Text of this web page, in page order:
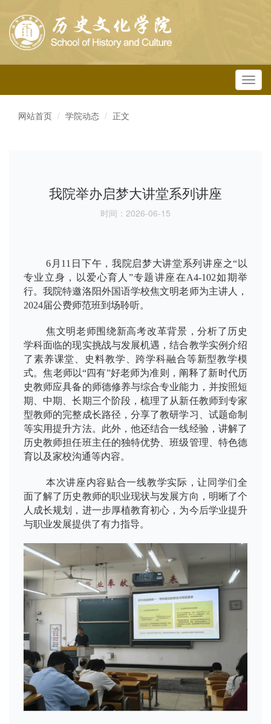
网站首页
学院动态 正文
我院举办启梦大讲堂系列讲座
时间：2026-06-15
6月11日下午，我院启梦大讲堂系列讲座之“以
专业立身，以爱心育人”专题讲座在A4-102如期举
行。我院特邀洛阳外国语学校焦文明老师为主讲人，
2024届公费师范班到场聆听。
焦文明老师围绕新高考改革背景，分析了历史
学科面临的现实挑战与发展机遇，结合教学实例介绍
了素养课堂、史料教学、跨学科融合等新型教学模
式。焦老师以“四有”好老师为准则，阐释了新时代历
史教师应具备的师德修养与综合专业能力，并按照短
期、中期、长期三个阶段，梳理了从新任教师到专家
型教师的完整成长路径，分享了教研学习、试题命制
等实用提升方法。此外，他还结合一线经验，讲解了
历史教师担任班主任的独特优势、班级管理、特色德
育以及家校沟通等内容。
本次讲座内容贴合一线教学实际，让同学们全
面了解了历史教师的职业现状与发展方向，明晰了个
人成长规划，进一步厚植教育初心，为今后学业提升
与职业发展提供了有力指导。